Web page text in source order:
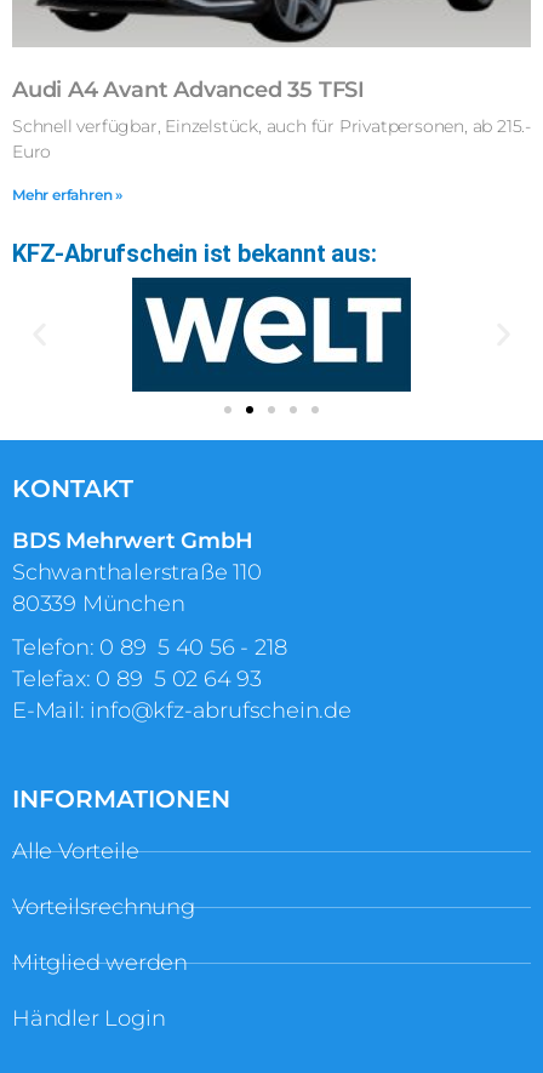
Audi A4 Avant Advanced 35 TFSI
Schnell verfügbar, Einzelstück, auch für Privatpersonen, ab 215.-
Euro
Mehr erfahren »
KFZ-Abrufschein ist bekannt aus:
KONTAKT
BDS Mehrwert GmbH
Schwanthalerstraße 110
80339 München
Telefon: 0 89 5 40 56 ‑ 218
Telefax: 0 89 5 02 64 93
E-Mail: info@kfz-abrufschein.de
INFORMATIONEN
Alle Vorteile
Vorteilsrechnung
Mitglied werden
Händler Login